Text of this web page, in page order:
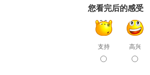
您看完后的感受
支持 高兴